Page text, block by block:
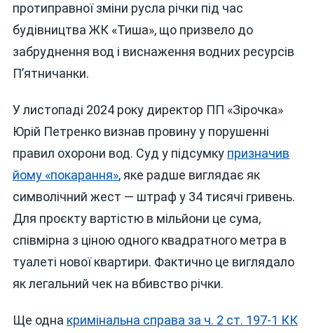
протиправної зміни русла річки під час
будівництва ЖК «Тиша», що призвело до
забруднення вод і виснаження водних ресурсів
П’ятничанки.
У листопаді 2024 року директор ПП «Зірочка»
Юрій Петренко визнав провину у порушенні
правил охорони вод. Суд у підсумку призначив
йому «покарання», яке радше виглядає як
символічний жест — штраф у 34 тисячі гривень.
Для проєкту вартістю в мільйони це сума,
співмірна з ціною одного квадратного метра в
туалеті нової квартири. Фактично це виглядало
як легальний чек на вбивство річки.
Ще одна кримінальна справа за ч. 2 ст. 197-1 КК